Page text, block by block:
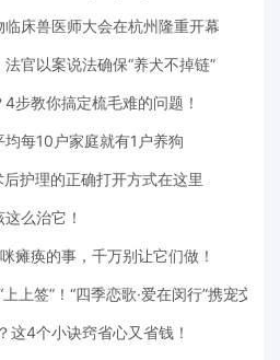
床兽医师大会在杭州隆重开幕
官以案说法确保“养犬不掉链”
步教你搞定梳毛难的问题！
每10户家庭就有1户养狗
护理的正确打开方式在这里
么治它！
瘫痪的事，千万别让它们做！
上签”！“四季恋歌·爱在闵行”携宠交友
这4个小诀窍省心又省钱！